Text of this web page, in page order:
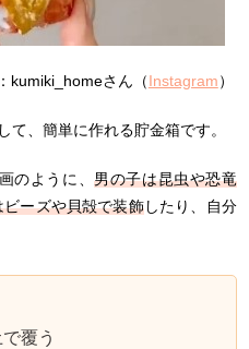
kumiki_homeさん（Instagram）
て、簡単に作れる貯金箱です。
のように、男の子は昆虫や恐竜
ビーズや貝殻で装飾したり、自分
覆う